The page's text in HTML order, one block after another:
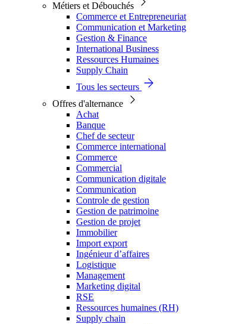
Métiers et Débouchés
Commerce et Entrepreneuriat
Communication et Marketing
Gestion & Finance
International Business
Ressources Humaines
Supply Chain
Tous les secteurs
Offres d'alternance
Achat
Banque
Chef de secteur
Commerce international
Commerce
Commercial
Communication digitale
Communication
Controle de gestion
Gestion de patrimoine
Gestion de projet
Immobilier
Import export
Ingénieur d’affaires
Logistique
Management
Marketing digital
RSE
Ressources humaines (RH)
Supply chain